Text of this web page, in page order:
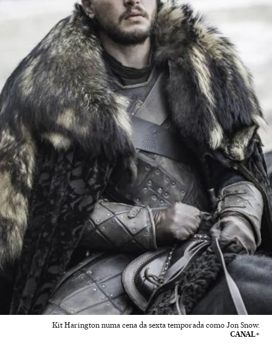
Kit Harington numa cena da sexta temporada como Jon Snow.
CANAL+